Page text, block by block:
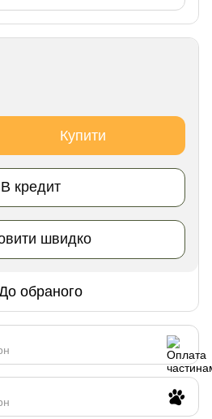
Купити
В кредит
швидко
обраного